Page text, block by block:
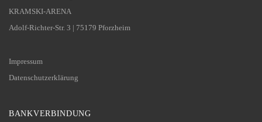
KRAMSKI-ARENA
Adolf-Richter-Str. 3 | 75179 Pforzheim
Impressum
Datenschutzerklärung
BANKVERBINDUNG